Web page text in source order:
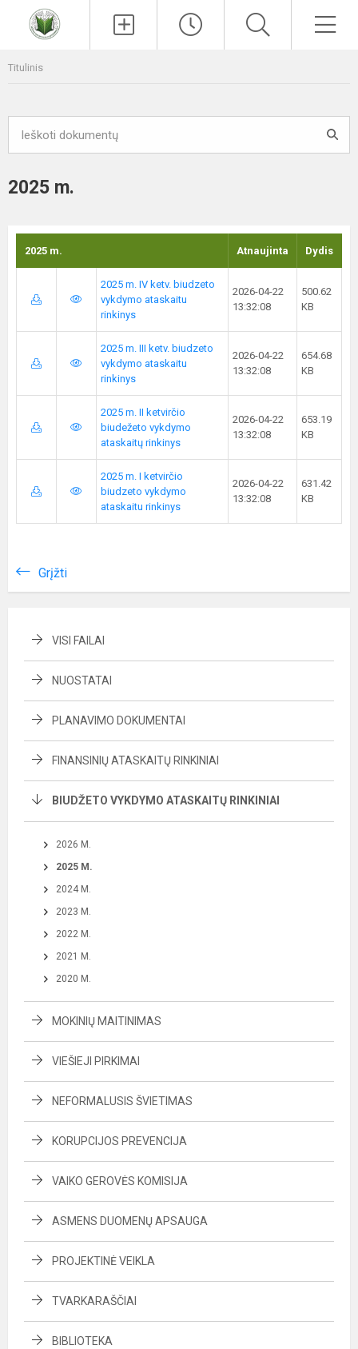
Titulinis
2025 m.
2025 m. Atnaujinta Dydis
2025 m. IV ketv. biudzeto
vykdymo ataskaitu
rinkinys
2026-04-22
13:32:08
500.62
KB
2025 m. III ketv. biudzeto
vykdymo ataskaitu
rinkinys
2026-04-22
13:32:08
654.68
KB
2025 m. II ketvirčio
biudežeto vykdymo
ataskaitų rinkinys
2026-04-22
13:32:08
653.19
KB
2025 m. I ketvirčio
biudzeto vykdymo
ataskaitu rinkinys
2026-04-22
13:32:08
631.42
KB
Grįžti
VISI FAILAI
NUOSTATAI
PLANAVIMO DOKUMENTAI
FINANSINIŲ ATASKAITŲ RINKINIAI
BIUDŽETO VYKDYMO ATASKAITŲ RINKINIAI
2026 M.
2025 M.
2024 M.
2023 M.
2022 M.
2021 M.
2020 M.
MOKINIŲ MAITINIMAS
VIEŠIEJI PIRKIMAI
NEFORMALUSIS ŠVIETIMAS
KORUPCIJOS PREVENCIJA
VAIKO GEROVĖS KOMISIJA
ASMENS DUOMENŲ APSAUGA
PROJEKTINĖ VEIKLA
TVARKARAŠČIAI
BIBLIOTEKA